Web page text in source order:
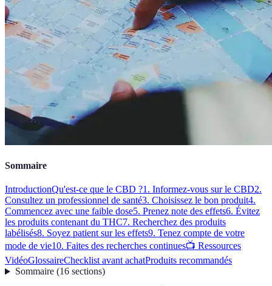
Sommaire
IntroductionQu'est-ce que le CBD ?1. Informez-vous sur le CBD2.
Consultez un professionnel de santé3. Choisissez le bon produit4.
Commencez avec une faible dose5. Prenez note des effets6. Évitez
les produits contenant du THC7. Recherchez des produits
labélisés8. Soyez patient sur les effets9. Tenez compte de votre
mode de vie10. Faites des recherches continues📺 Ressources
VidéoGlossaireChecklist avant achatProduits recommandés
Sommaire(16 sections)